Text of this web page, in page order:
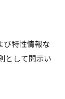
び特性情報な
として開示い